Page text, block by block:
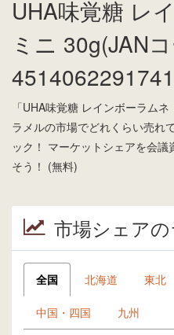
UHA味覚糖 レ
ミニ 30g(JANコ
「UHA味覚糖 レインボーラム
ラメルの市場でどれくらい売れ
ック！ マーケットシェアを会
そう！ (無料)
市場シェア
全国 北海道 東北
中国・四国 九州